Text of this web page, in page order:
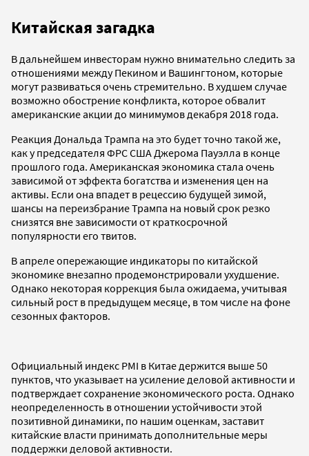
Китайская загадка
В дальнейшем инвесторам нужно внимательно следить за
отношениями между Пекином и Вашингтоном, которые
могут развиваться очень стремительно. В худшем случае
возможно обострение конфликта, которое обвалит
американские акции до минимумов декабря 2018 года.
Реакция Дональда Трампа на это будет точно такой же,
как у председателя ФРС США Джерома Пауэлла в конце
прошлого года. Американская экономика стала очень
зависимой от эффекта богатства и изменения цен на
активы. Если она впадет в рецессию будущей зимой,
шансы на переизбрание Трампа на новый срок резко
снизятся вне зависимости от краткосрочной
популярности его твитов.
В апреле опережающие индикаторы по китайской
экономике внезапно продемонстрировали ухудшение.
Однако некоторая коррекция была ожидаема, учитывая
сильный рост в предыдущем месяце, в том числе на фоне
сезонных факторов.
Официальный индекс PMI в Китае держится выше 50
пунктов, что указывает на усиление деловой активности и
подтверждает сохранение экономического роста. Однако
неопределенность в отношении устойчивости этой
позитивной динамики, по нашим оценкам, заставит
китайские власти принимать дополнительные меры
поддержки деловой активности.